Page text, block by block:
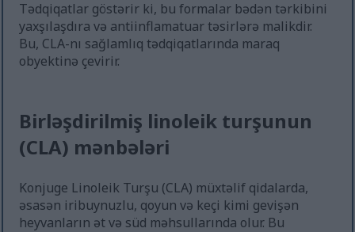
Tədqiqatlar göstərir ki, bu formalar bədən tərkibini
yaxşılaşdıra və antiinflamatuar təsirlərə malikdir.
Bu, CLA-nı sağlamlıq tədqiqatlarında maraq
obyektinə çevirir.
Birləşdirilmiş linoleik turşunun
(CLA) mənbələri
Konjuge Linoleik Turşu (CLA) müxtəlif qidalarda,
əsasən iribuynuzlu, qoyun və keçi kimi gevişən
heyvanların ət və süd məhsullarında olur. Bu